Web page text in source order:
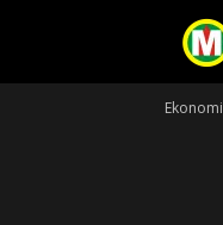
Ekonomi